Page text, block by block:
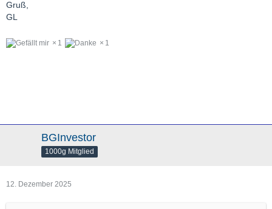
Gruß,
GL
1 1
BGInvestor
1000g Mitglied
12. Dezember 2025